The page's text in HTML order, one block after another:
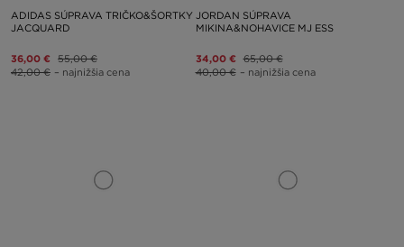
ADIDAS SÚPRAVA TRIČKO&ŠORTKY
JACQUARD
36,00 € 55,00 €
42,00 € – najnižšia cena
JORDAN SÚPRAVA
MIKINA&NOHAVICE MJ ESS
34,00 € 65,00 €
40,00 € – najnižšia cena